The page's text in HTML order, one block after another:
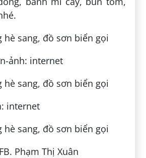
ảnh: internet
internet
Phạm Thị Xuân